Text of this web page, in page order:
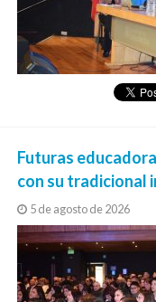
Futuras
con su tradicional
5 de agosto de 2026